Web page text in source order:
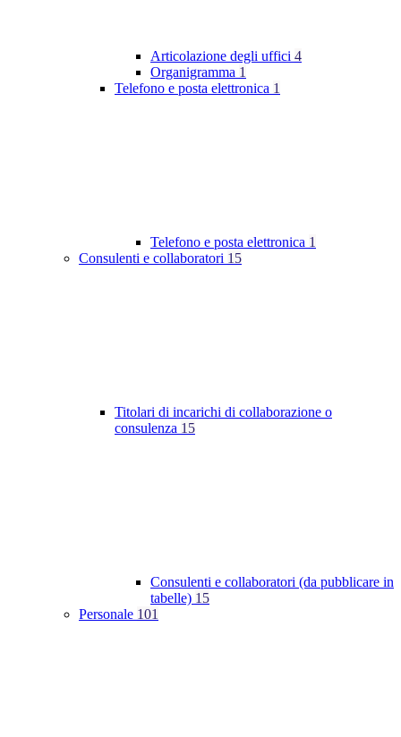
Articolazione degli uffici 4
Organigramma 1
Telefono e posta elettronica 1
Telefono e posta elettronica 1
Consulenti e collaboratori 15
Titolari di incarichi di collaborazione o
consulenza 15
Consulenti e collaboratori (da pubblicare in
tabelle) 15
Personale 101